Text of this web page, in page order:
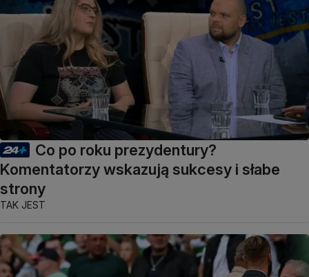
Co po roku prezydentury?
Komentatorzy wskazują sukcesy i słabe
strony
TAK JEST